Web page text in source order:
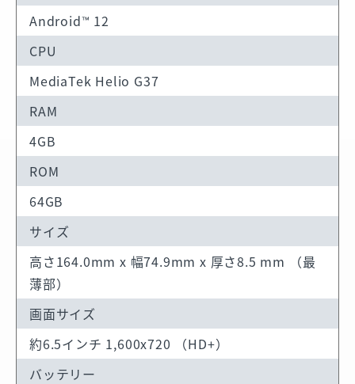
Android™ 12
CPU
MediaTek Helio G37
RAM
4GB
ROM
64GB
サイズ
高さ164.0mm x 幅74.9mm x 厚さ8.5 mm （最
薄部）
画面サイズ
約6.5インチ 1,600x720 （HD+）
バッテリー